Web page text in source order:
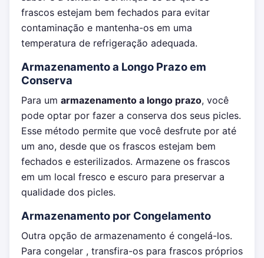
frascos estejam bem fechados para evitar
contaminação e mantenha-os em uma
temperatura de refrigeração adequada.
Armazenamento a Longo Prazo em
Conserva
Para um armazenamento a longo prazo, você
pode optar por fazer a conserva dos seus picles.
Esse método permite que você desfrute por até
um ano, desde que os frascos estejam bem
fechados e esterilizados. Armazene os frascos
em um local fresco e escuro para preservar a
qualidade dos picles.
Armazenamento por Congelamento
Outra opção de armazenamento é congelá-los.
Para congelar , transfira-os para frascos próprios